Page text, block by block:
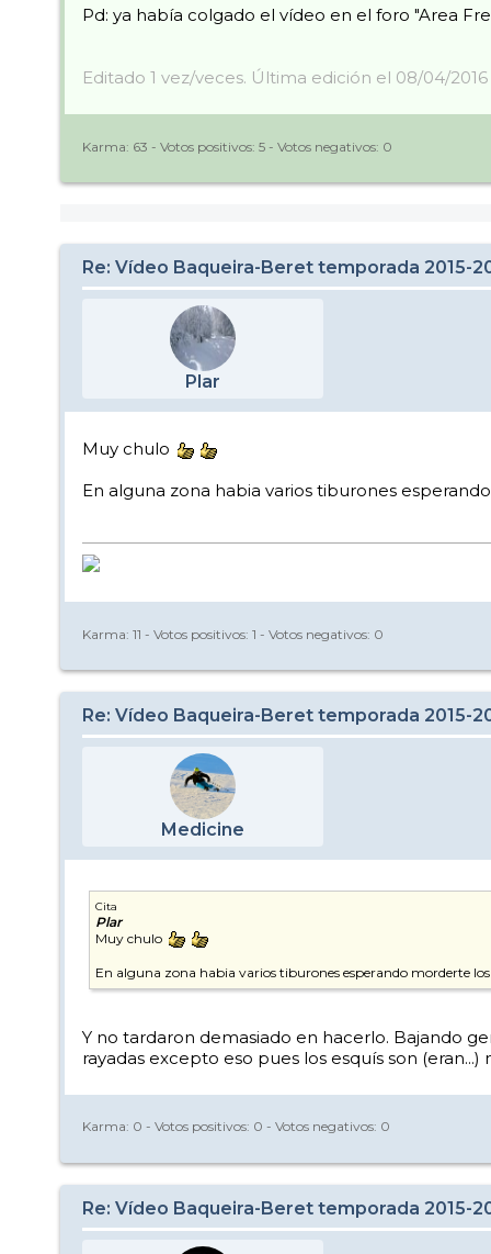
Pd: ya había colgado el vídeo en el foro "Area
Editado 1 vez/veces. Última edición el 08/04/2016
Karma: 63 - Votos positivos: 5 - Votos negativos: 0
Re: Vídeo Baqueira-Beret temporada 2015-
Plar
Muy chulo
En alguna zona habia varios tiburones
Karma: 11 - Votos positivos: 1 - Votos negativos: 0
Re: Vídeo Baqueira-Beret temporada 2015-
Medicine
Cita
Plar
Muy chulo
En alguna zona habia varios tiburones esperando morderte los
Y no tardaron demasiado en hacerlo. Bajando
rayadas excepto eso pues los esquís son
Karma: 0 - Votos positivos: 0 - Votos negativos: 0
Re: Vídeo Baqueira-Beret temporada 2015-